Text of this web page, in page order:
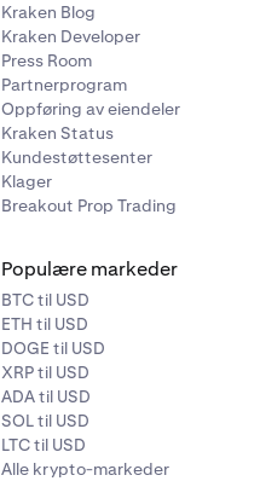
Kraken Blog
Kraken Developer
Press Room
Partnerprogram
Oppføring av eiendeler
Kraken Status
Kundestøttesenter
Klager
Breakout Prop Trading
Populære markeder
BTC til USD
ETH til USD
DOGE til USD
XRP til USD
ADA til USD
SOL til USD
LTC til USD
Alle krypto-markeder